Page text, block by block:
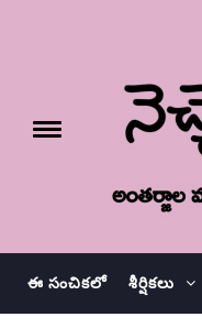
Toggle
ఈ సంచికలో శీర్షికలు